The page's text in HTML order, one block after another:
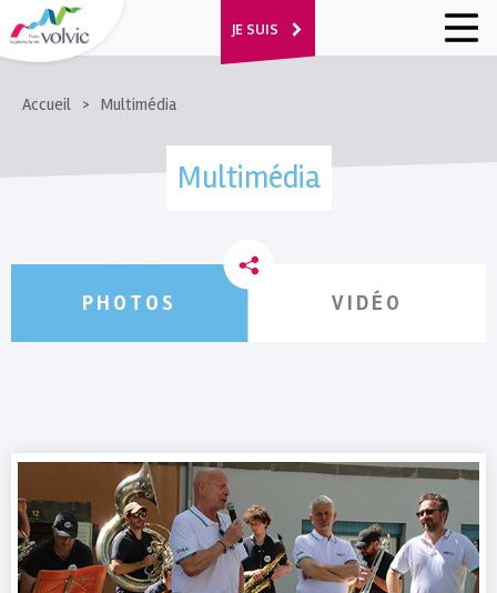
JE SUIS
FIL
D'ARIANE
Accueil Multimédia
Multimédia
PHOTOS VIDÉO